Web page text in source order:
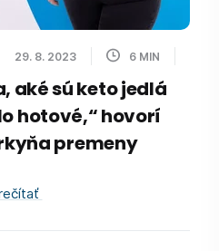
29. 8. 2023 6 MIN
aké sú keto jedlá
hotové,“ hovorí
premeny